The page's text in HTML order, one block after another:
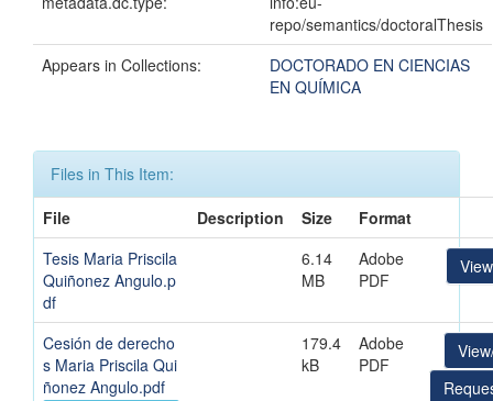
repo/semantics/doctoralThesis
Appears in Collections:
DOCTORADO EN CIENCIAS
EN QUÍMICA
Files in This Item:
File
Description Size
Format
Tesis Maria Priscila
Quiñonez Angulo.p
df
6.14
MB
Adobe
PDF
Cesión de derecho
s Maria Priscila Qui
ñonez Angulo.pdf
179.4
kB
Adobe
PDF